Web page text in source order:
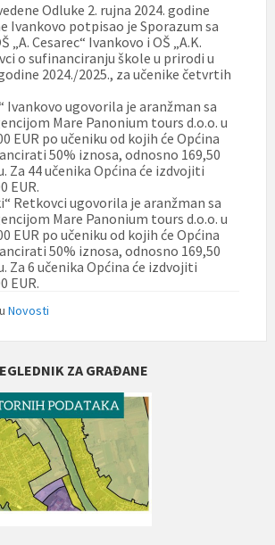
Odluke 2. rujna 2024. godine
Ivankovo potpisao je Sporazum sa
„A. Cesarec“ Ivankovo i OŠ „A.K.
o sufinanciranju škole u prirodi u
2024./2025., za učenike četvrtih
Ivankovo ugovorila je aranžman sa
Mare Panonium tours d.o.o. u
EUR po učeniku od kojih će Općina
50% iznosa, odnosno 169,50
Za 44 učenika Općina će izdvojiti
EUR.
Retkovci ugovorila je aranžman sa
Mare Panonium tours d.o.o. u
EUR po učeniku od kojih će Općina
50% iznosa, odnosno 169,50
Za 6 učenika Općina će izdvojiti
EUR.
u Novosti
ZA GRAĐANE